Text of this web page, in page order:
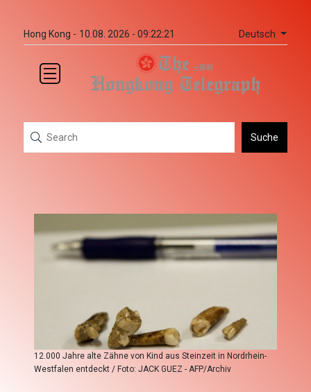
Hong Kong - 10.08. 2026 - 09:22:21 Deutsch
Suche
12.000 Jahre alte Zähne von Kind aus Steinzeit in Nordrhein-
Westfalen entdeckt / Foto: JACK GUEZ - AFP/Archiv